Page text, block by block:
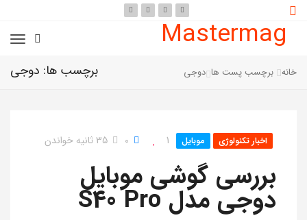
Mastermag
برچسب ها: دوجی خانه برچسب پست ها دوجی
اخبار تکنولوژی موبایل 1
0 35 ثانیه خواندن
بررسی گوشی موبایل
دوجی مدل S40 Pro